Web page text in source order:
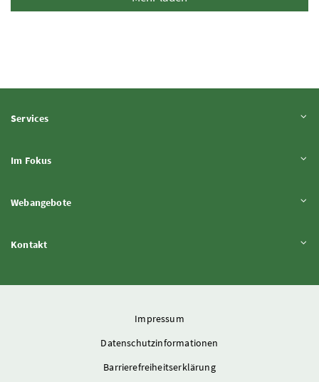
ServicesInhalt aufklappen
Im FokusInhalt aufklappen
WebangeboteInhalt aufklappen
KontaktInhalt aufklappen
Impressum
Datenschutzinformationen
Barrierefreiheitserklärung